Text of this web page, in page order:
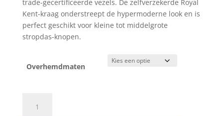
trade-gecertificeerde vezels. De zelfverzekerde Royal
Kent-kraag onderstreept de hypermoderne look en is
perfect geschikt voor kleine tot middelgrote
stropdas-knopen.
Overhemdmaten
Level